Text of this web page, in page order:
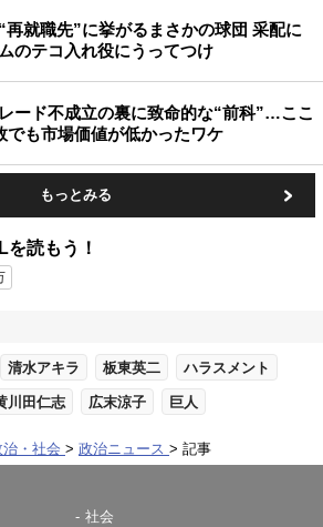
再就職先”に挙がるまさかの球団 采配に
のテコ入れ役にうってつけ
ード不成立の裏に致命的な“前科”…ここ
でも市場価値が低かったワケ
もっとみる
を読もう！
清水アキラ 板東英二 ハラスメント
川田仁志 広末涼子 巨人
治・社会 政治ニュース 記事
社会